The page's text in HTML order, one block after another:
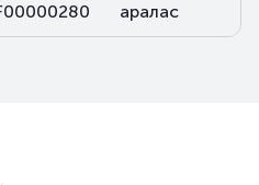
аралас